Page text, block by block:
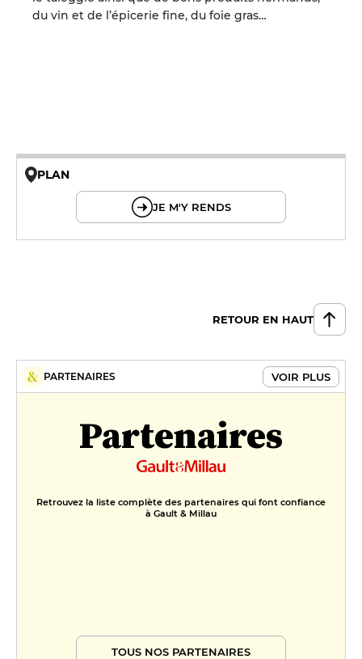
du vin et de l’épicerie fine, du foie gras…
PLAN
JE M'Y RENDS
RETOUR EN HAUT
PARTENAIRES VOIR PLUS
Partenaires
Retrouvez la liste complète des partenaires qui font confiance
à Gault & Millau
TOUS NOS PARTENAIRES